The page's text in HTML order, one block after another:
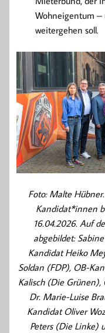
Wohneigentum –
weitergehen soll.
Foto: Malte
Kandidat*innen
16.04.2026. Auf
abgebildet:
Kandidat Heiko
Soldan (FDP), OB-
Kalisch (Die
Dr. Marie-Luise
Kandidat Oliver
Peters (Die Linke)